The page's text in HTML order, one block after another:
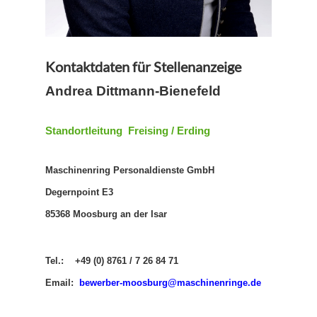
Kontaktdaten für Stellenanzeige
Andrea Dittmann-Bienefeld
Standortleitung Freising / Erding
Maschinenring Personaldienste GmbH
Degernpoint E3
85368 Moosburg an der Isar
Tel.: +49 (0) 8761 / 7 26 84 71
Email: bewerber-moosburg@maschinenringe.de